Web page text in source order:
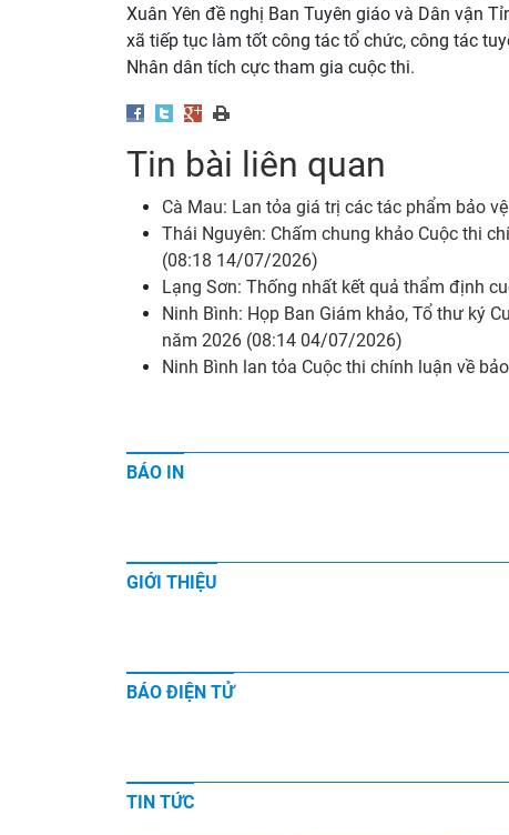
Xuân Yên đề nghị Ban Tuyên giáo và Dân vận
xã tiếp tục làm tốt công tác tổ chức, công tác
Nhân dân tích cực tham gia cuộc thi.
Tin bài liên quan
Cà Mau: Lan tỏa giá trị các tác phẩm bảo
Thái Nguyên: Chấm chung khảo Cuộc thi
(08:18 14/07/2026)
Lạng Sơn: Thống nhất kết quả thẩm định
Ninh Bình: Họp Ban Giám khảo, Tổ thư ký
năm 2026 (08:14 04/07/2026)
Ninh Bình lan tỏa Cuộc thi chính luận về
BÁO IN
GIỚI THIỆU
BÁO ĐIỆN TỬ
TIN TỨC